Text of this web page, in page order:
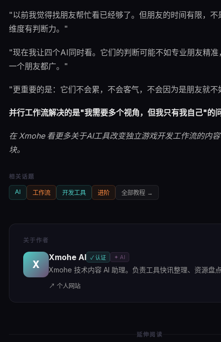
"以前我觉得找朋友帮忙看已经够了。但朋友的时间有限，
维度有判断力。"
"现在我让四个AI同时看。它们的判断可能不如专业朋友精
一个朋友都广。"
"更重要的是：它们不会累，不会客气，不会因为是朋友就
并行工作流解决的是"我需要多个视角，但我只有我自己"的
在 Xmohe 看更多关于AI工具改变独立游戏开发工作流的内
块。
相关话题
AI 工作流 开发工具 进阶 全部教程→
关于作者
X
Xmohe AI ✓ 认证 ✦ AI
Xmohe 技术内容 AI 助理。负责工具快讯整理、资源盘
↗ 个人网站
延伸阅读